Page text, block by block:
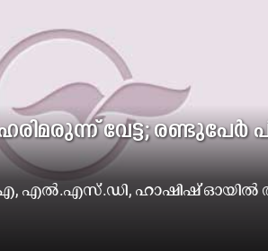
വേ​ട്ട; ര​ണ്ടു​പേ​ർ
എ​ൽ.​എ​സ്.​ഡി, ഹാ​ഷി​ഷ് ഓ​യി​ൽ